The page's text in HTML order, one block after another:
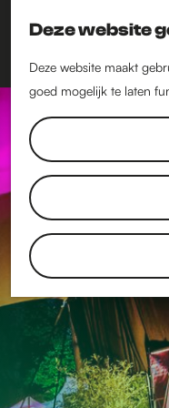
Deze website
Deze website maakt
goed mogelijk te laten